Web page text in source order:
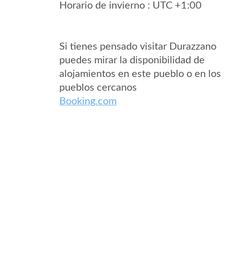
Horario de invierno : UTC +1:00
Si tienes pensado visitar Durazzano
puedes mirar la disponibilidad de
alojamientos en este pueblo o en los
pueblos cercanos
Booking.com